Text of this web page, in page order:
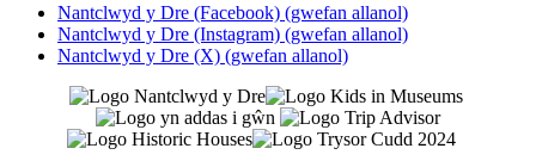
Nantclwyd y Dre (Facebook) (gwefan allanol)
Nantclwyd y Dre (Instagram) (gwefan allanol)
Nantclwyd y Dre (X) (gwefan allanol)